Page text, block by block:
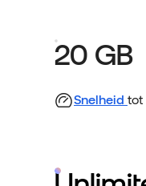
20 GB
Snelheid tot